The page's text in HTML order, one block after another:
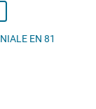
EN 81